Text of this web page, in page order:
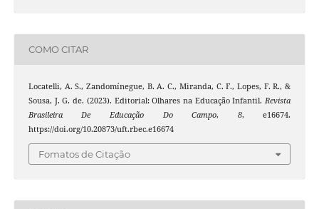
COMO CITAR
Locatelli, A. S., Zandomínegue, B. A. C., Miranda, C. F., Lopes, F. R., &
Sousa, J. G. de. (2023). Editorial: Olhares na Educação Infantil. Revista
Brasileira De Educação Do Campo, 8, e16674.
https://doi.org/10.20873/uft.rbec.e16674
Fomatos de Citação